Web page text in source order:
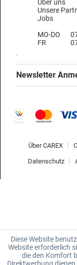
Über uns
Unsere
Jobs
MO-DO
FR
Newsletter
Über CAREX
Datenschutz
Diese Website
Website erforderlich
die den Komfort